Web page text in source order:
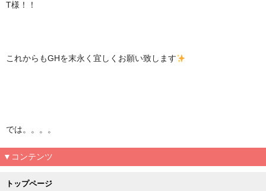
T様！！
これからもGHを末永く宜しくお願い致します
では。。。。
▼コンテンツ
トップページ